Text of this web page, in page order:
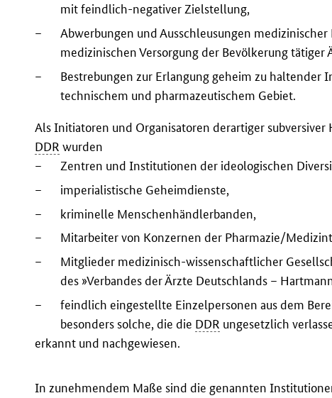
mit feindlich-negativer Zielstellung,
–
Abwerbungen und Ausschleusungen
medizinischen Versorgung der Bevölkerung tätiger
–
Bestrebungen zur Erlangung geheim zu
technischem und pharmazeutischem Gebiet.
Als Initiatoren und Organisatoren derartiger
DDR wurden
–
Zentren und Institutionen der ideologischen
–
imperialistische Geheimdienste,
–
kriminelle Menschenhändlerbanden,
–
Mitarbeiter von Konzernen der Pharmazie/
–
Mitglieder medizinisch-wissenschaftlicher
des »Verbandes der Ärzte Deutschlands –
–
feindlich eingestellte Einzelpersonen aus dem
besonders solche, die die DDR ungesetzlich
erkannt und nachgewiesen.
In zunehmendem Maße sind die genannten